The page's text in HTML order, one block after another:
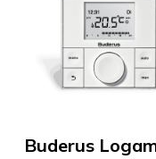
Buderus